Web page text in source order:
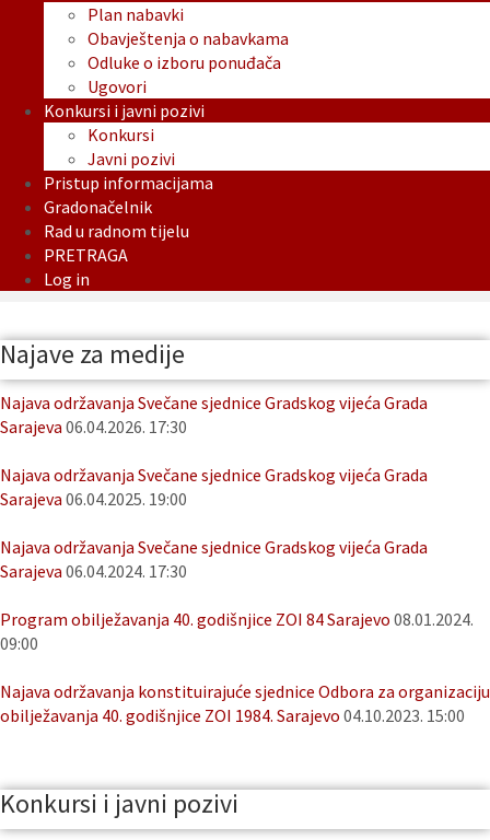
Plan nabavki
Obavještenja o nabavkama
Odluke o izboru ponuđača
Ugovori
Konkursi i javni pozivi
Konkursi
Javni pozivi
Pristup informacijama
Gradonačelnik
Rad u radnom tijelu
PRETRAGA
Log in
Najave za medije
Najava održavanja Svečane sjednice Gradskog vijeća Grada
Sarajeva 06.04.2026. 17:30
Najava održavanja Svečane sjednice Gradskog vijeća Grada
Sarajeva 06.04.2025. 19:00
Najava održavanja Svečane sjednice Gradskog vijeća Grada
Sarajeva 06.04.2024. 17:30
Program obilježavanja 40. godišnjice ZOI 84 Sarajevo 08.01.2024.
09:00
Najava održavanja konstituirajuće sjednice Odbora za organizaciju
obilježavanja 40. godišnjice ZOI 1984. Sarajevo 04.10.2023. 15:00
Konkursi i javni pozivi